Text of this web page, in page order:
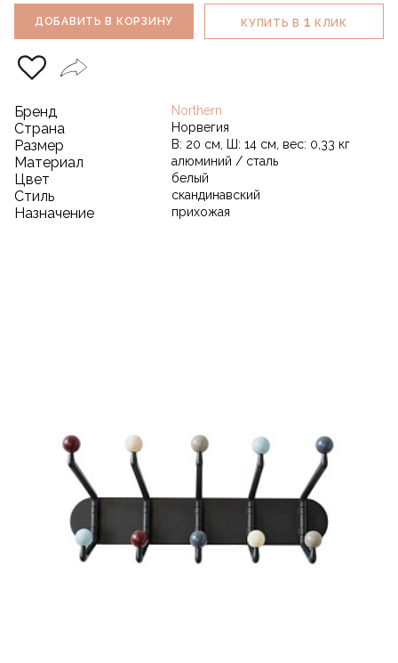
ДОБАВИТЬ В КОРЗИНУ КУПИТЬ В 1 КЛИК
Бренд Northern
Страна Норвегия
Размер В: 20 см, Ш: 14 см, вес: 0,33 кг
Материал алюминий / сталь
Цвет белый
Стиль скандинавский
Назначение прихожая